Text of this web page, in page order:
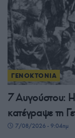
ΓΕΝΟΚΤΟΝΙΑ
7 Αυγούστου:
κατέγραψε τη
7/08/2026 - 9:04πμ